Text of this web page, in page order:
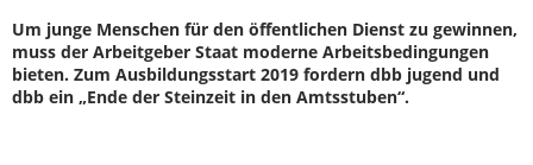
Um junge Menschen für den öffentlichen Dienst zu gewinnen,
muss der Arbeitgeber Staat moderne Arbeitsbedingungen
bieten. Zum Ausbildungsstart 2019 fordern dbb jugend und
dbb ein „Ende der Steinzeit in den Amtsstuben“.